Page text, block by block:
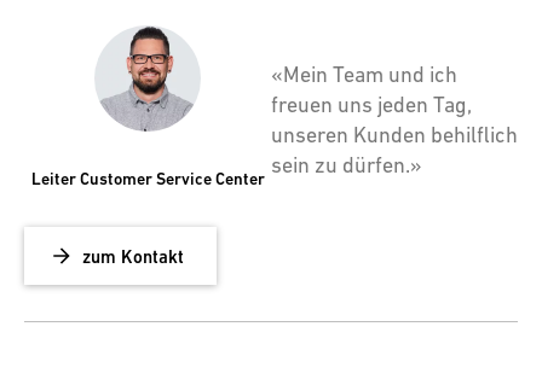
Leiter Customer Service Center
«Mein Team und ich
freuen uns jeden Tag,
unseren Kunden behilflich
sein zu dürfen.»
zum Kontakt